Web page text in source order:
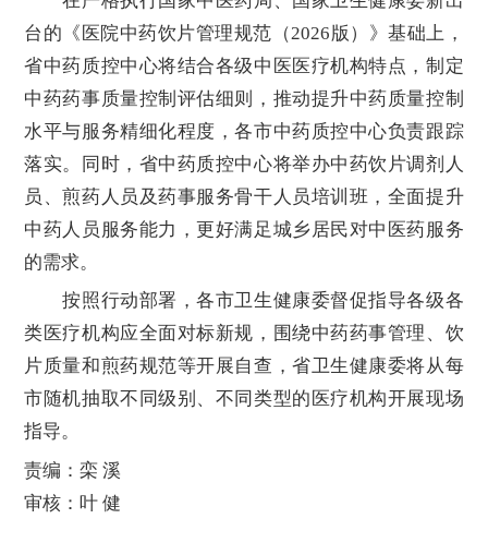
台的《医院中药饮片管理规范（2026版）》基础上，
省中药质控中心将结合各级中医医疗机构特点，制定
中药药事质量控制评估细则，推动提升中药质量控制
水平与服务精细化程度，各市中药质控中心负责跟踪
落实。同时，省中药质控中心将举办中药饮片调剂人
员、煎药人员及药事服务骨干人员培训班，全面提升
中药人员服务能力，更好满足城乡居民对中医药服务
的需求。
按照行动部署，各市卫生健康委督促指导各级各
类医疗机构应全面对标新规，围绕中药药事管理、饮
片质量和煎药规范等开展自查，省卫生健康委将从每
市随机抽取不同级别、不同类型的医疗机构开展现场
指导。
责编：栾 溪
审核：叶 健